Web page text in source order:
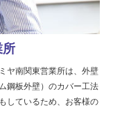
所
ヤ南関東営業所は、外壁
鋼板外壁）のカバー工法
しているため、お客様の